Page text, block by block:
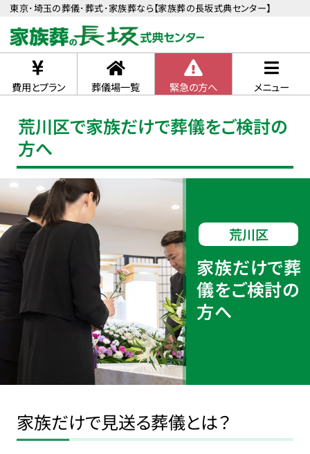
東京･埼玉の葬儀･葬式･家族葬なら【家族葬の長坂式典センター】
費用とプラン 葬儀場一覧 緊急の方へ メニュー
荒川区で家族だけで葬儀をご検討の
方へ
荒川区
家族だけで葬
儀をご検討の
方へ
家族だけで見送る葬儀とは？